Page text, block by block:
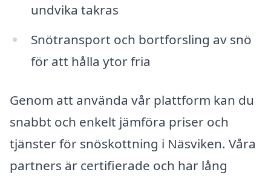
undvika takras
Snötransport och bortforsling av snö
för att hålla ytor fria
Genom att använda vår plattform kan du
snabbt och enkelt jämföra priser och
tjänster för snöskottning i Näsviken. Våra
partners är certifierade och har lång